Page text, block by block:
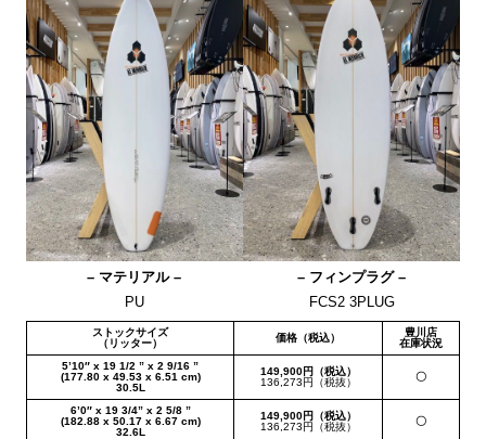
– マテリアル –
PU
– フィンプラグ –
FCS2 3PLUG
ストックサイズ
（リッター）
価格（税込）
豊川店
在庫状況
5’10″ x 19 1/2 ” x 2 9/16 ”
(177.80 x 49.53 x 6.51 cm)
30.5L
149,900円（税込）
136,273円（税抜）
〇
6’0″ x 19 3/4” x 2 5/8 ”
(182.88 x 50.17 x 6.67 cm)
32.6L
149,900円（税込）
136,273円（税抜）
〇